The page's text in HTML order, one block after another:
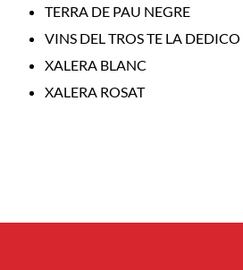
TERRA DE PAU NEGRE
VINS DEL TROS TE LA DEDICO
XALERA BLANC
XALERA ROSAT